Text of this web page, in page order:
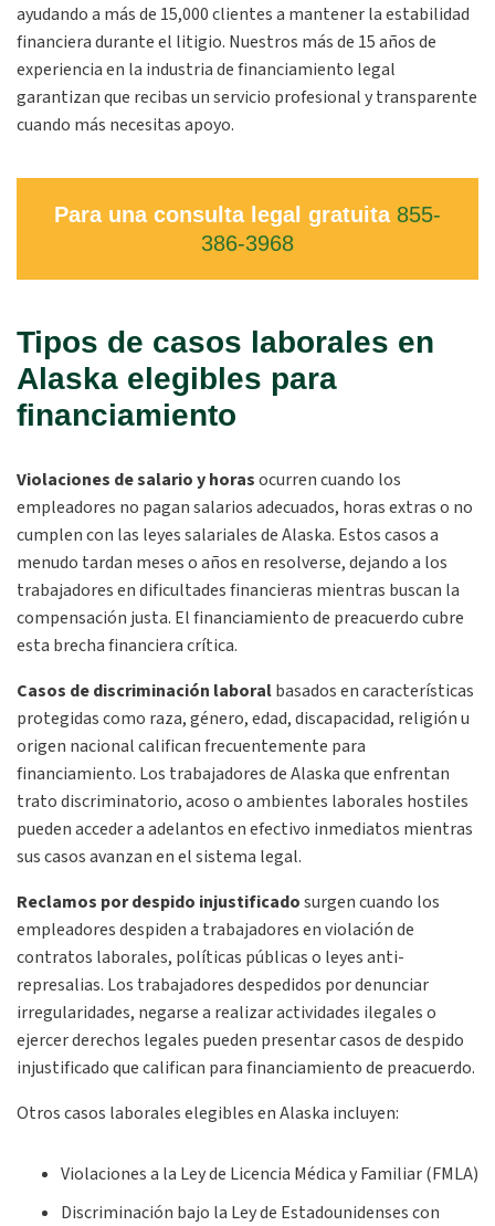
ayudando a más de 15,000 clientes a mantener la estabilidad
financiera durante el litigio. Nuestros más de 15 años de
experiencia en la industria de financiamiento legal
garantizan que recibas un servicio profesional y transparente
cuando más necesitas apoyo.
Para una consulta legal gratuita 855-
386-3968
Tipos de casos laborales en
Alaska elegibles para
financiamiento
Violaciones de salario y horasocurren cuando los
empleadores no pagan salarios adecuados, horas extras o no
cumplen con las leyes salariales de Alaska. Estos casos a
menudo tardan meses o años en resolverse, dejando a los
trabajadores en dificultades financieras mientras buscan la
compensación justa. El financiamiento de preacuerdo cubre
esta brecha financiera crítica.
Casos de discriminación laboralbasados en características
protegidas como raza, género, edad, discapacidad, religión u
origen nacional califican frecuentemente para
financiamiento. Los trabajadores de Alaska que enfrentan
trato discriminatorio, acoso o ambientes laborales hostiles
pueden acceder a adelantos en efectivo inmediatos mientras
sus casos avanzan en el sistema legal.
Reclamos por despido injustificadosurgen cuando los
empleadores despiden a trabajadores en violación de
contratos laborales, políticas públicas o leyes anti-
represalias. Los trabajadores despedidos por denunciar
irregularidades, negarse a realizar actividades ilegales o
ejercer derechos legales pueden presentar casos de despido
injustificado que califican para financiamiento de preacuerdo.
Otros casos laborales elegibles en Alaska incluyen:
Violaciones a la Ley de Licencia Médica y Familiar (FMLA)
Discriminación bajo la Ley de Estadounidenses con